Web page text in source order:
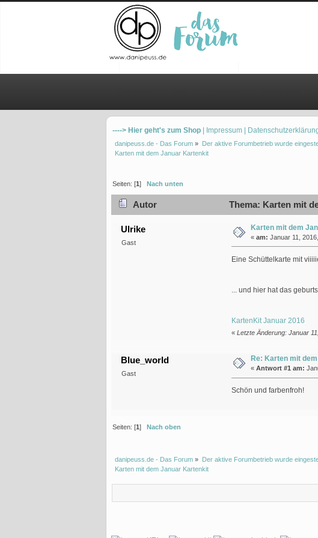
----> Hier geht's zum Shop | Impressum |
danipeuss.de - Das Forum » Der aktive Forumbetrieb wurde
Karten mit dem Januar Kartenkit
Seiten: [1] Nach unten
Autor Thema: Karten mit
Ulrike
Gast
Karten mit dem
« am: Januar 11,
Eine Schüttelkarte mit
... und hier hat das
KartenKit Januar 2016
« Letzte Änderung: Januar
Blue_world
Gast
Re: Karten mit
« Antwort #1 am:
Schön und farbenfroh!
Seiten: [1]
Nach oben
danipeuss.de - Das Forum » Der aktive Forumbetrieb wurde
Karten mit dem Januar Kartenkit